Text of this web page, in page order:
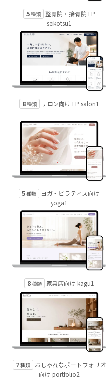
5種類
整骨院・接骨院 LP
seikotsu1
8種類 サロン向け LP salon1
5種類
ヨガ・ピラティス向け
yoga1
8種類 家具店向け kagu1
7種類
おしゃれなポートフォリオ
向け portfolio2